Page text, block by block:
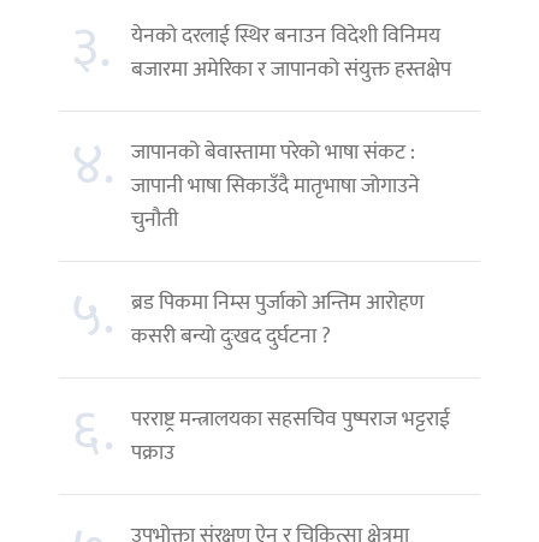
३.
येनको दरलाई स्थिर बनाउन विदेशी विनिमय
बजारमा अमेरिका र जापानको संयुक्त हस्तक्षेप
४. जापानको बेवास्तामा परेको भाषा संकट :
जापानी भाषा सिकाउँदै मातृभाषा जोगाउने
चुनौती
५. ब्रड पिकमा निम्स पुर्जाको अन्तिम आरोहण
कसरी बन्यो दुःखद दुर्घटना ?
६. परराष्ट्र मन्त्रालयका सहसचिव पुष्पराज भट्टराई
पक्राउ